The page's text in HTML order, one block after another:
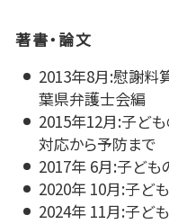
著書・論文
2013年8月:慰謝料
葉県弁護士会編
2015年12月:子ども
対応から予防まで
2017年 6月:子ども
2020年 10月:子ども
2024年 11月:子ども